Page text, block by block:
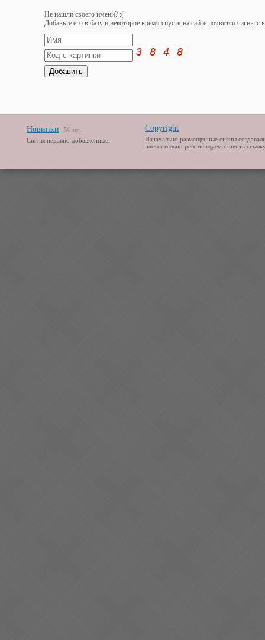
Не нашли своего имени? :(
Добавьте его в базу и некоторое время спустя на сайте появятся сигны
Новинки
50 шт.
Сигны недавно добавленные.
Copyright
Изначально размещенные сигны
настоятельно рекомендуем ставить